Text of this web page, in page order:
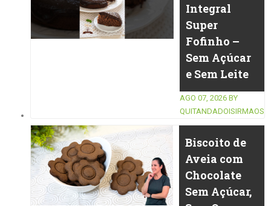
Integral
Super
Fofinho –
Sem Açúcar
e Sem Leite
AGO 07, 2026 BY
QUITANDADOISIRMAOS
Biscoito de
Aveia com
Chocolate
Sem Açúcar,